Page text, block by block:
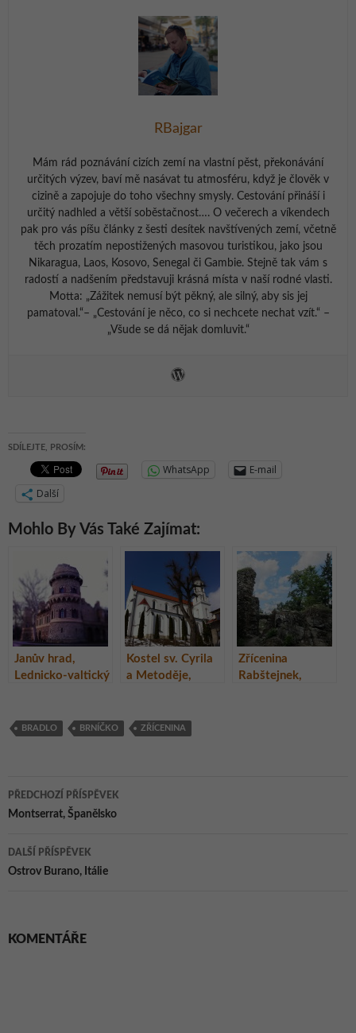
RBajgar
Mám rád poznávání cizích zemí na vlastní pěst, překonávání
určitých výzev, baví mě nasávat tu atmosféru, když je člověk v
cizině a zapojuje do toho všechny smysly. Cestování přináší i
určitý nadhled a větší soběstačnost…. O večerech a víkendech
pak pro vás píšu články z šesti desítek navštívených zemí, včetně
těch prozatím nepostižených masovou turistikou, jako jsou
Nikaragua, Laos, Kosovo, Senegal či Gambie. Stejně tak vám s
radostí a nadšením představuji krásná místa v naší rodné vlasti.
Motta: „Zážitek nemusí být pěkný, ale silný, aby sis jej
pamatoval.“– „Cestování je něco, co si nechcete nechat vzít.“ –
„Všude se dá nějak domluvit.“
SDÍLEJTE, PROSÍM:
WhatsApp
E-mail
Další
Mohlo By Vás Také Zajímat:
Janův hrad,
Lednicko-valtický
Kostel sv. Cyrila
a Metoděje,
Zřícenina
Rabštejnek,
BRADLO BRNÍČKO ZŘÍCENINA
Navigace
pro
příspěvky
PŘEDCHOZÍ PŘÍSPĚVEK
Montserrat, Španělsko
DALŠÍ PŘÍSPĚVEK
Ostrov Burano, Itálie
KOMENTÁŘE